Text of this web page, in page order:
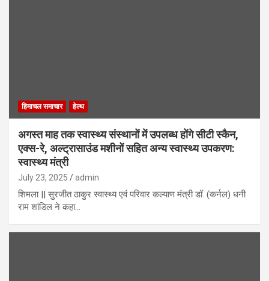
हिमाचल समाचार हेल्थ
अगस्त माह तक स्वास्थ्य संस्थानों में उपलब्ध होंगे सीटी स्कैन,
एक्स-रे, अल्ट्रासाउंड मशीनों सहित अन्य स्वास्थ्य उपकरण:
स्वास्थ्य मंत्री
July 23, 2025 admin
शिमला || सुरजीत ठाकुर स्वास्थ्य एवं परिवार कल्याण मंत्री डॉ. (कर्नल) धनी
राम शांडिल ने कहा…